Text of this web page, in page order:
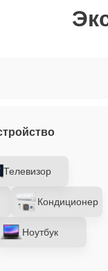
Телевизор
Кондиционер
Ноутбук